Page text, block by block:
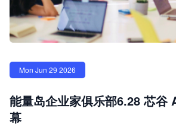
Mon Jun 29 2026
能量岛企业家俱乐部6.28 芯谷
幕